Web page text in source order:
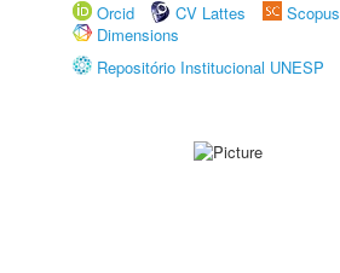
Orcid
CV Lattes Scopus
Dimensions
Repositório Institucional UNESP